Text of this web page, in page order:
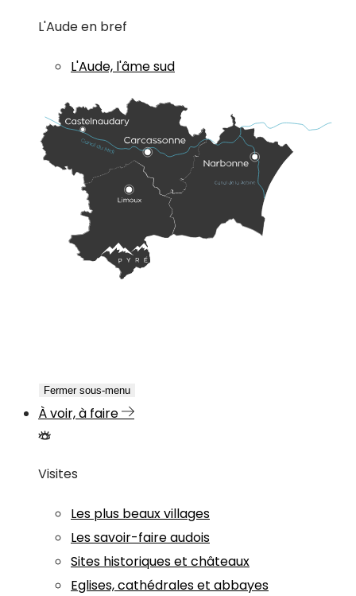
L'Aude en bref
L'Aude, l'âme sud
Fermer sous-menu
À voir, à faire
Visites
Les plus beaux villages
Les savoir-faire audois
Sites historiques et châteaux
Eglises, cathédrales et abbayes